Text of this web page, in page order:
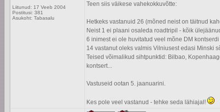
Liitunud: 17 Veeb 2004
Postitusi: 381
Asukoht: Tabasalu
Teen siis väikese vahekokkuvõtte:
Hetkeks vastanuid 26 (mõned neist on täitnud
Neist 1 ei plaani osaleda roadtripil - kõik
6 inimest ei ole huvitatud veel mõne DM
14 vastanut oleks valmis Vilniusest edasi Minski
Teised võimalikud sihtpunktid: Bilbao,
kontsert...
Vastuseid ootan 5. jaanuarini.
Kes pole veel vastanud - tehke seda lähiajal!